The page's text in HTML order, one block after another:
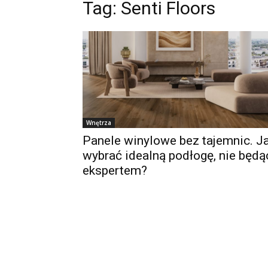
Tag: Senti Floors
Wnętrza
Panele winylowe bez tajemnic.
wybrać idealną podłogę, nie
ekspertem?